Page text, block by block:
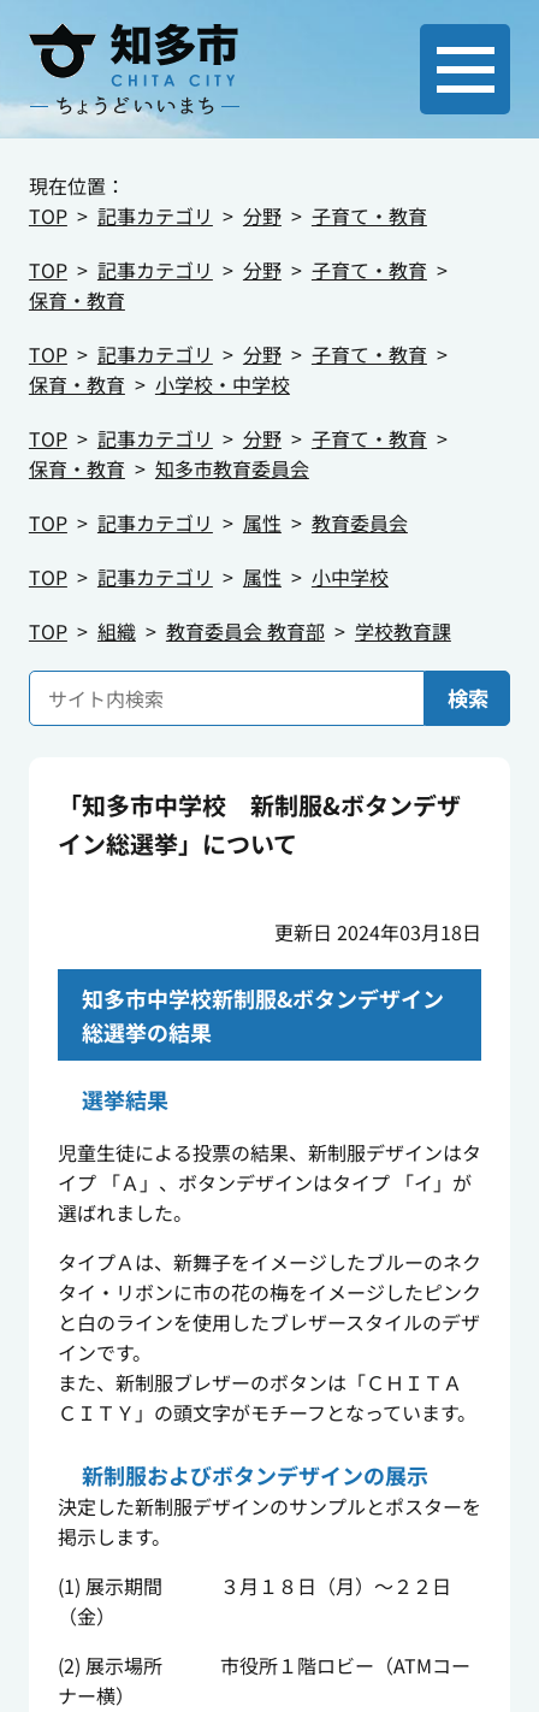
現在位置：
TOP
記事カテゴリ 分野
子育て・教育
TOP
記事カテゴリ 分野
子育て・教育
保育・教育
TOP
記事カテゴリ 分野
子育て・教育
保育・教育
小学校・中学校
TOP
記事カテゴリ 分野
子育て・教育
保育・教育
知多市教育委員会
TOP
記事カテゴリ 属性
教育委員会
TOP
記事カテゴリ 属性
小中学校
TOP
組織 教育委員会 教育部 学校教育課
検索
「知多市中学校 新制服&ボタンデザ
イン総選挙」について
更新日 2024年03月18日
知多市中学校新制服&ボタンデザイン
総選挙の結果
選挙結果
児童生徒による投票の結果、新制服デザインはタ
イプ 「Ａ」、ボタンデザインはタイプ 「イ」が
選ばれました。
タイプＡは、新舞子をイメージしたブルーのネク
タイ・リボンに市の花の梅をイメージしたピンク
と白のラインを使用したブレザースタイルのデザ
インです。
また、新制服ブレザーのボタンは「ＣＨＩＴＡ
ＣＩＴＹ」の頭文字がモチーフとなっています。
新制服およびボタンデザインの展示
決定した新制服デザインのサンプルとポスターを
掲示します。
(1) 展示期間 ３月１８日（月）～２２日
（金）
(2) 展示場所 市役所１階ロビー（ATMコー
ナー横）